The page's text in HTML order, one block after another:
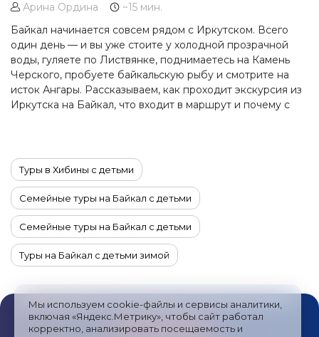
Мы используем cookie-файлы и сервисы аналитики,
включая «Яндекс.Метрику», чтобы сайт работал
корректно, анализировать посещаемость и
Арина Ордина
~15 мин.
Байкал начинается совсем рядом с Иркутском. Всего
один день — и вы уже стоите у холодной прозрачной
воды, гуляете по Листвянке, поднимаетесь на Камень
Черского, пробуете байкальскую рыбу и смотрите на
исток Ангары. Рассказываем, как проходит экскурсия из
Иркутска на Байкал, что входит в маршрут и почему с
Туры в Хибины с детьми
Семейные туры на Байкал с детьми
Семейные туры на Байкал с детьми
Туры на Байкал с детьми зимой
Туры на Байкал из Москвы Туры на Байкал из Пензы